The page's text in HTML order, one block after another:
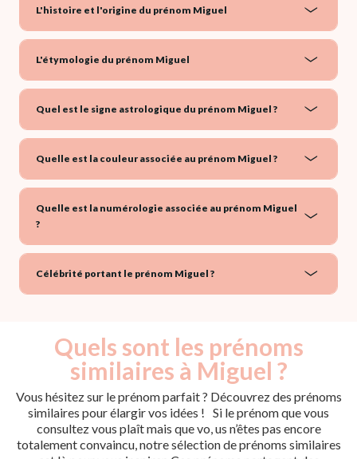
L'histoire et l'origine du prénom Miguel
L'étymologie du prénom Miguel
Quel est le signe astrologique du prénom Miguel ?
Quelle est la couleur associée au prénom Miguel ?
Quelle est la numérologie associée au prénom Miguel
?
Célébrité portant le prénom Miguel ?
Quels sont les prénoms
similaires à Miguel ?
Vous hésitez sur le prénom parfait ? Découvrez des prénoms
similaires pour élargir vos idées ! Si le prénom que vous
consultez vous plaît mais que vo, us n’êtes pas encore
totalement convaincu, notre sélection de prénoms similaires